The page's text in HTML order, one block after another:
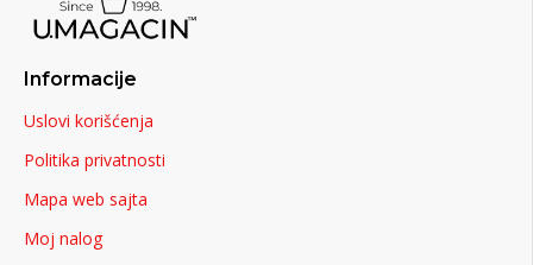
Informacije
Uslovi korišćenja
Politika privatnosti
Mapa web sajta
Moj nalog